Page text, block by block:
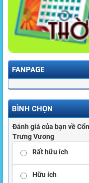
FANPAGE
BÌNH CHỌN
Đánh giá của bạn về
Trưng Vương
Rất hữu ích
Hữu ích